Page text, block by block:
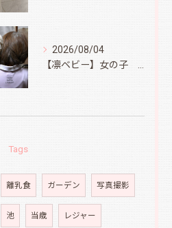
2026/08/04
Tags
離乳食 ガーデン 写真撮影
池 当歳 レジャー